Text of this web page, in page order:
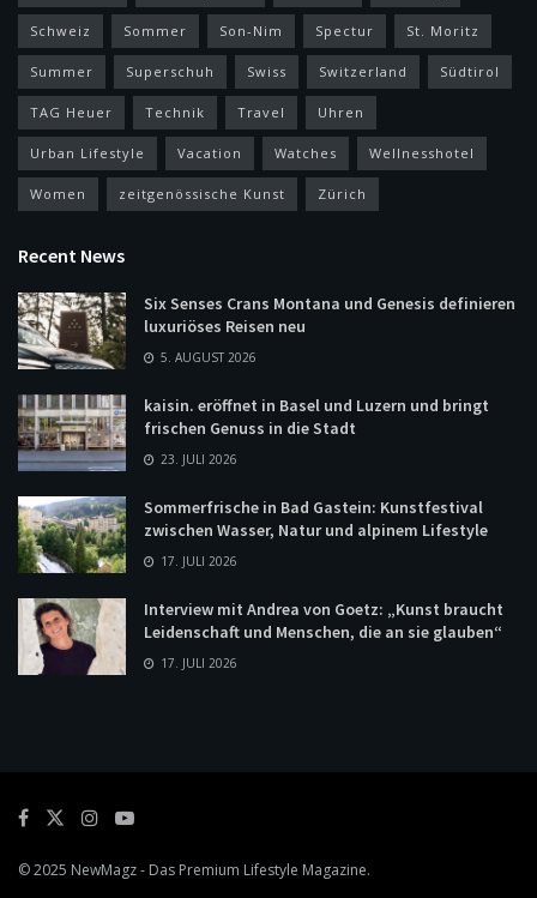
Schweiz Sommer Son-Nim Spectur St. Moritz
Summer Superschuh Swiss Switzerland Südtirol
TAG Heuer Technik Travel Uhren
Urban Lifestyle Vacation Watches Wellnesshotel
Women zeitgenössische Kunst Zürich
Recent News
Six Senses Crans Montana und Genesis definieren
luxuriöses Reisen neu
5. AUGUST 2026
kaisin. eröffnet in Basel und Luzern und bringt
frischen Genuss in die Stadt
23. JULI 2026
Sommerfrische in Bad Gastein: Kunstfestival
zwischen Wasser, Natur und alpinem Lifestyle
17. JULI 2026
Interview mit Andrea von Goetz: „Kunst braucht
Leidenschaft und Menschen, die an sie glauben“
17. JULI 2026
© 2025 NewMagz- Das Premium Lifestyle Magazine.